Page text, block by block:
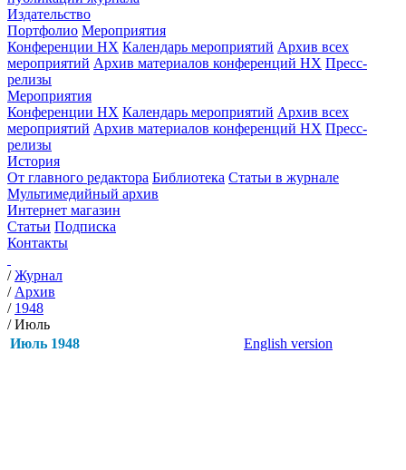
Издательство
Портфолио Мероприятия
Конференции НХ Календарь мероприятий Архив всех
мероприятий Архив материалов конференций НХ Пресс-
релизы
Мероприятия
Конференции НХ Календарь мероприятий Архив всех
мероприятий Архив материалов конференций НХ Пресс-
релизы
История
От главного редактора Библиотека Статьи в журнале
Мультимедийный архив
Интернет магазин
Статьи Подписка
Контакты
/Журнал
/ Архив
/ 1948
/Июль
Июль 1948
English version